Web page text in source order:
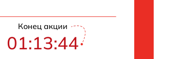
Конец акции
01:13:43